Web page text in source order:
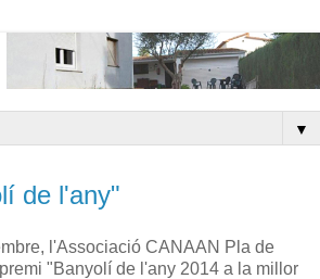
▼
de l'any"
l'Associació CANAAN Pla de
"Banyolí de l'any 2014 a la millor